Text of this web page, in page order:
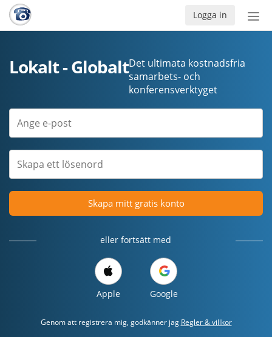
Logga in
Lokalt - GlobaltDet ultimata kostnadsfria
samarbets- och
konferensverktyget
Skapa mitt gratis konto
eller fortsätt med
Apple Google
Genom att registrera mig, godkänner jag Regler & villkor